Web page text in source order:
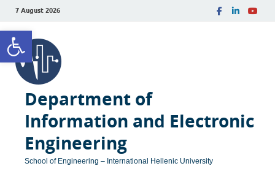
Open toolbar
7 August 2026
Department of
Information and Electronic
Engineering
School of Engineering – International Hellenic University